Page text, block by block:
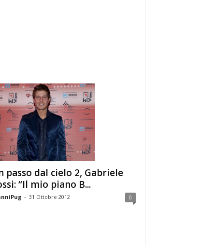
passo dal cielo 2, Gabriele
“Il mio piano B...
- 31 Ottobre 2012 0